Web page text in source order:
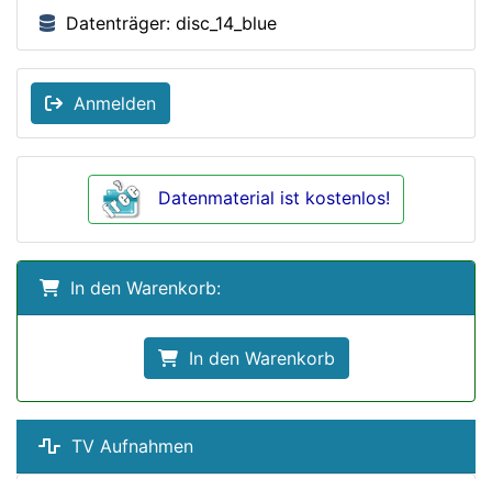
Datenträger: disc_14_blue
Anmelden
Datenmaterial ist kostenlos!
In den Warenkorb:
In den Warenkorb
TV Aufnahmen